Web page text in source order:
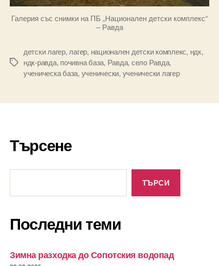
Галерия със снимки на ПБ „Национален детски комплекс“
– Равда
Tags
детски лагер, лагер, национален детски комплекс, ндк,
ндк-равда, почивна база, Равда, село Равда,
ученическа база, ученически, ученически лагер
Търсене
ТЪРСИ
Последни теми
Зимна разходка до Сопотския водопад